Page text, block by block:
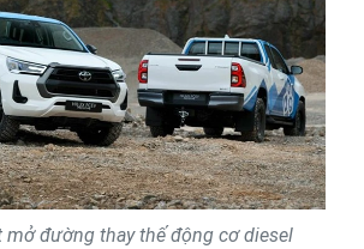
mở đường thay thế động cơ diesel